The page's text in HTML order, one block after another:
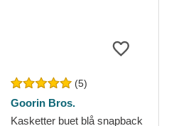
(5)
Goorin Bros.
Kasketter buet blå snapback